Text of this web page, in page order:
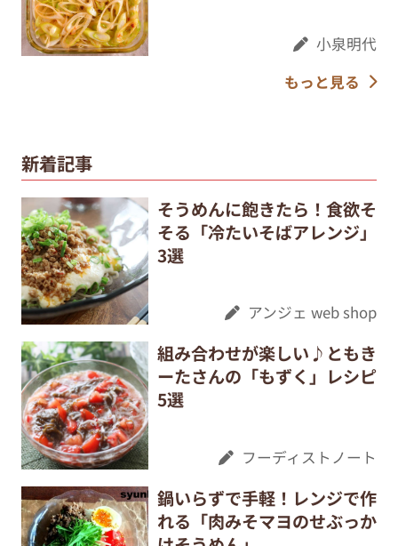
小泉明代
もっと見る
新着記事
そうめんに飽きたら！食欲そ
そる「冷たいそばアレンジ」
3選
アンジェ web shop
組み合わせが楽しい♪ともき
ーたさんの「もずく」レシピ
5選
フーディストノート
鍋いらずで手軽！レンジで作
れる「肉みそマヨのせぶっか